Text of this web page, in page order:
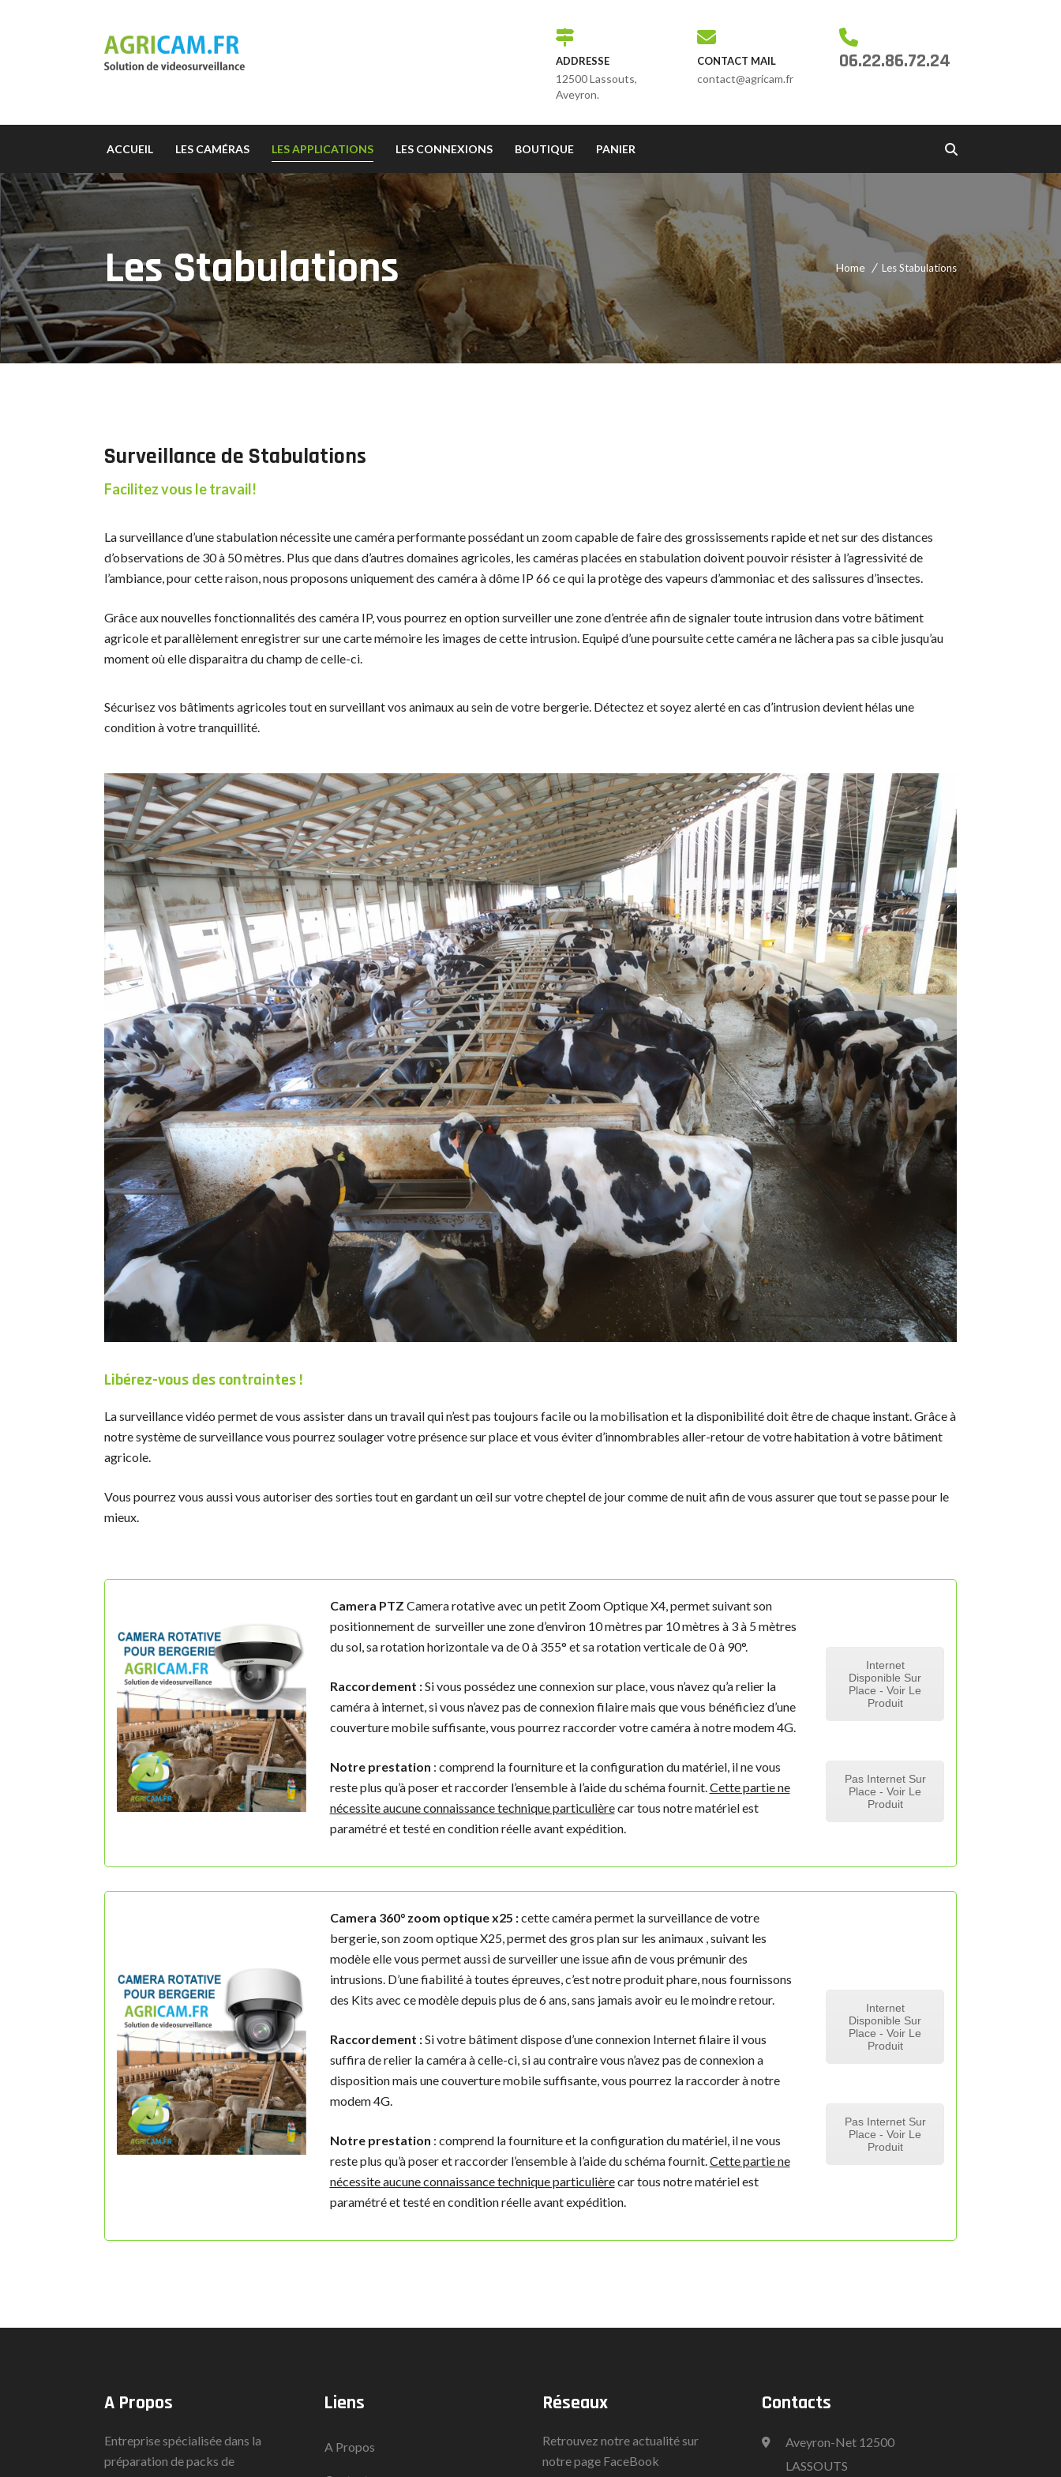
ADDRESSE
12500 Lassouts,
Aveyron.
CONTACT MAIL
contact@agricam.fr
06.22.86.72.24
ACCUEIL LES CAMÉRAS LES APPLICATIONS LES CONNEXIONS BOUTIQUE PANIER
Les Stabulations Home Les Stabulations
Surveillance de Stabulations
Facilitez vous le travail!
La surveillance d’une stabulation nécessite une caméra performante possédant un zoom capable de faire des grossissements rapide et net sur des distances
d’observations de 30 à 50 mètres. Plus que dans d’autres domaines agricoles, les caméras placées en stabulation doivent pouvoir résister à l’agressivité de
l’ambiance, pour cette raison, nous proposons uniquement des caméra à dôme IP 66 ce qui la protège des vapeurs d’ammoniac et des salissures d’insectes.
Grâce aux nouvelles fonctionnalités des caméra IP, vous pourrez en option surveiller une zone d’entrée afin de signaler toute intrusion dans votre bâtiment
agricole et parallèlement enregistrer sur une carte mémoire les images de cette intrusion. Equipé d’une poursuite cette caméra ne lâchera pas sa cible jusqu’au
moment où elle disparaitra du champ de celle-ci.
Sécurisez vos bâtiments agricoles tout en surveillant vos animaux au sein de votre bergerie. Détectez et soyez alerté en cas d’intrusion devient hélas une
condition à votre tranquillité.
Libérez-vous des contraintes !
La surveillance vidéo permet de vous assister dans un travail qui n’est pas toujours facile ou la mobilisation et la disponibilité doit être de chaque instant. Grâce à
notre système de surveillance vous pourrez soulager votre présence sur place et vous éviter d’innombrables aller-retour de votre habitation à votre bâtiment
agricole.
Vous pourrez vous aussi vous autoriser des sorties tout en gardant un œil sur votre cheptel de jour comme de nuit afin de vous assurer que tout se passe pour le
mieux.
Camera PTZ Camera rotative avec un petit Zoom Optique X4, permet suivant son
positionnement de surveiller une zone d’environ 10 mètres par 10 mètres à 3 à 5 mètres
du sol, sa rotation horizontale va de 0 à 355° et sa rotation verticale de 0 à 90°.
Raccordement :Si vous possédez une connexion sur place, vous n’avez qu’a relier la
caméra à internet, si vous n’avez pas de connexion filaire mais que vous bénéficiez d’une
couverture mobile suffisante, vous pourrez raccorder votre caméra à notre modem 4G.
Notre prestation : comprend la fourniture et la configuration du matériel, il ne vous
reste plus qu’à poser et raccorder l’ensemble à l’aide du schéma fournit.Cette partie ne
nécessite aucune connaissance technique particulièrecar tous notre matériel est
paramétré et testé en condition réelle avant expédition.
Internet
Disponible Sur
Place - Voir Le
Produit
Pas Internet Sur
Place - Voir Le
Produit
Camera 360° zoom optique x25 :cette caméra permet la surveillance de votre
bergerie, son zoom optique X25, permet des gros plan sur les animaux , suivant les
modèle elle vous permet aussi de surveiller une issue afin de vous prémunir des
intrusions. D’une fiabilité à toutes épreuves, c’est notre produit phare, nous fournissons
des Kits avec ce modèle depuis plus de 6 ans, sans jamais avoir eu le moindre retour.
Raccordement :Si votre bâtiment dispose d’une connexion Internet filaire il vous
suffira de relier la caméra à celle-ci, si au contraire vous n’avez pas de connexion a
disposition mais une couverture mobile suffisante, vous pourrez la raccorder à notre
modem 4G.
Notre prestation : comprend la fourniture et la configuration du matériel, il ne vous
reste plus qu’à poser et raccorder l’ensemble à l’aide du schéma fournit.Cette partie ne
nécessite aucune connaissance technique particulièrecar tous notre matériel est
paramétré et testé en condition réelle avant expédition.
Internet
Disponible Sur
Place - Voir Le
Produit
Pas Internet Sur
Place - Voir Le
Produit
A Propos
Entreprise spécialisée dans la
préparation de packs de
Liens
A Propos
Réseaux
Retrouvez notre actualité sur
notre page FaceBook
Contacts
Aveyron-Net 12500
LASSOUTS